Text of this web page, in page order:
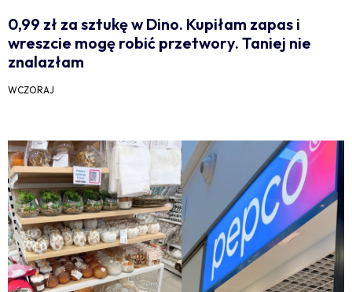
0,99 zł za sztukę w Dino. Kupiłam zapas i
wreszcie mogę robić przetwory. Taniej nie
znalazłam
WCZORAJ